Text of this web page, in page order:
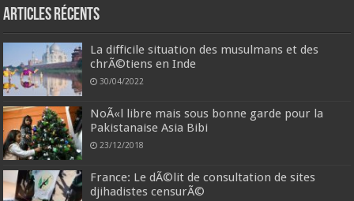
Articles récents
La difficile situation des musulmans et des
chrÃ©tiens en Inde
30/04/2022
NoÃ«l libre mais sous bonne garde pour la
Pakistanaise Asia Bibi
23/12/2018
France: Le dÃ©lit de consultation de sites
djihadistes censurÃ©